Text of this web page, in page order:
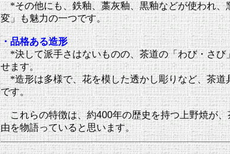
*その他にも、鉄釉、藁灰釉、黒釉などが使われ
変」も魅力の一つです。
・品格ある造形
*決して派手さはないものの、茶道の「わび・さび
せます。
*造形は多様で、花を模した透かし彫りなど、茶道
です。
これらの特徴は、約400年の歴史を持つ上野焼が
由を物語っていると思います。